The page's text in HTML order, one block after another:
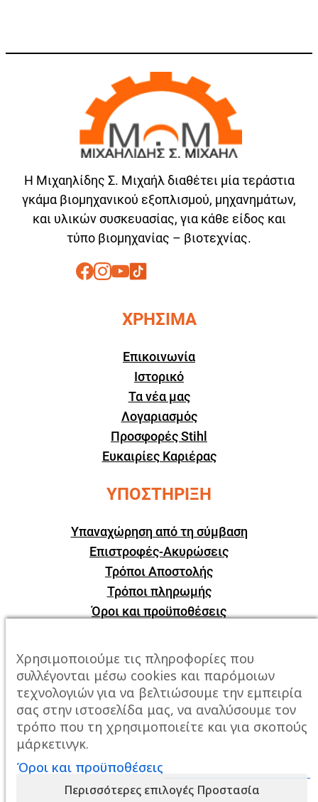
Η Μιχαηλίδης Σ. Μιχαήλ διαθέτει μία τεράστια
γκάμα βιομηχανικού εξοπλισμού, μηχανημάτων,
και υλικών συσκευασίας, για κάθε είδος και
τύπο βιομηχανίας – βιοτεχνίας.
ΧΡΗΣΙΜΑ
Επικοινωνία
Ιστορικό
Τα νέα μας
Λογαριασμός
Προσφορές Stihl
Ευκαιρίες Καριέρας
ΥΠΟΣΤΗΡΙΞΗ
Υπαναχώρηση από τη σύμβαση
Επιστροφές-Ακυρώσεις
Τρόποι Αποστολής
Τρόποι πληρωμής
Όροι και προϋποθέσεις
ΕΠΙΚΟΙΝΩΝΙΑ
Πόλη: Καβάλα, Σταυρός Αμυγδαλεώνα
Τηλέφωνο:2510247678
Χρησιμοποιούμε τις πληροφορίες που
συλλέγονται μέσω cookies και παρόμοιων
τεχνολογιών για να βελτιώσουμε την εμπειρία
σας στην ιστοσελίδα μας, να αναλύσουμε τον
τρόπο που τη χρησιμοποιείτε και για σκοπούς
μάρκετινγκ.
Όροι και προϋποθέσεις
Περισσότερες επιλογές Προστασία